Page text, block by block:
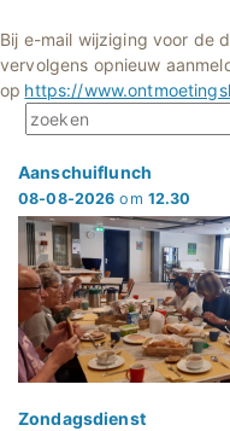
Bij e-mail wijziging voor de
vervolgens opnieuw
op https://
Aanschuiflunch
08-08-2026 om 12.30
Zondagsdienst